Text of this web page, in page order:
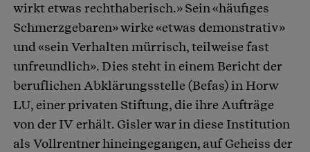
wirkt etwas rechthaberisch.» Sein «häufiges
Schmerzgebaren» wirke «etwas demonstrativ»
und «sein Verhalten mürrisch, teilweise fast
unfreundlich». Dies steht in einem Bericht der
beruflichen Abklärungsstelle (Befas) in Horw
LU, einer privaten Stiftung, die ihre Aufträge
von der IV erhält. Gisler war in diese Institution
als Vollrentner hineingegangen, auf Geheiss der